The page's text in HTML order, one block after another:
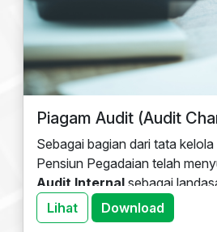
Piagam Audit (Audit
Sebagai bagian dari tata
Pensiun Pegadaian telah
Audit Internal sebagai
mengatur fungsi, kewenangan,
jawab Audit Internal dalam
Lihat Download